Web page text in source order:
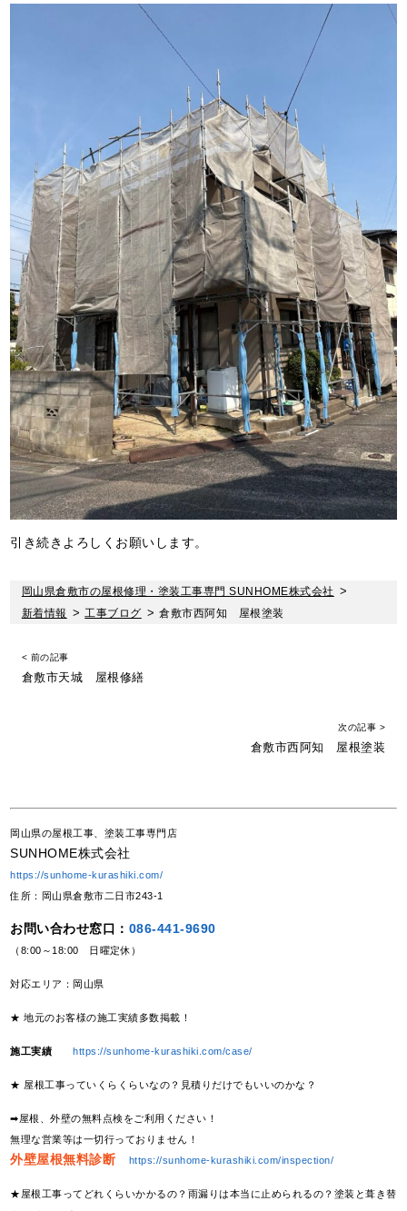
引き続きよろしくお願いします。
岡山県倉敷市の屋根修理・塗装工事専門 SUNHOME株式会社 >
新着情報 >工事ブログ >倉敷市西阿知 屋根塗装
< 前の記事
倉敷市天城 屋根修繕
次の記事 >
倉敷市西阿知 屋根塗装
岡山県の屋根工事、塗装工事専門店
SUNHOME株式会社
https://sunhome-kurashiki.com/
住所：岡山県倉敷市二日市243-1
お問い合わせ窓口： 086-441-9690
（8:00～18:00 日曜定休）
対応エリア：岡山県
★ 地元のお客様の施工実績多数掲載！
施工実績 https://sunhome-kurashiki.com/case/
★ 屋根工事っていくらくらいなの？見積りだけでもいいのかな？
➡屋根、外壁の無料点検をご利用ください！
無理な営業等は一切行っておりません！
外壁屋根無料診断 https://sunhome-kurashiki.com/inspection/
★屋根工事ってどれくらいかかるの？雨漏りは本当に止められるの？塗装と葺き替